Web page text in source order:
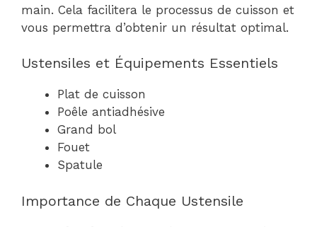
main. Cela facilitera le processus de cuisson et
vous permettra d’obtenir un résultat optimal.
Ustensiles et Équipements Essentiels
Plat de cuisson
Poêle antiadhésive
Grand bol
Fouet
Spatule
Importance de Chaque Ustensile